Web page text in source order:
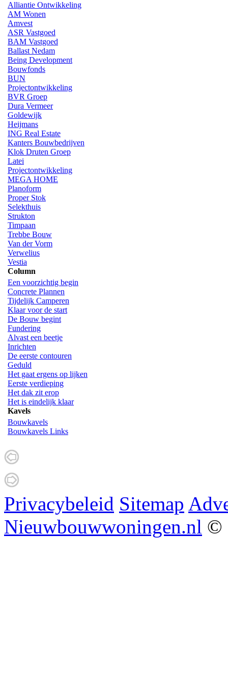
Alliantie Ontwikkeling
AM Wonen
Amvest
ASR Vastgoed
BAM Vastgoed
Ballast Nedam
Being Development
Bouwfonds
BUN
Projectontwikkeling
BVR Groep
Dura Vermeer
Goldewijk
Heijmans
ING Real Estate
Kanters Bouwbedrijven
Klok Druten Groep
Latei
Projectontwikkeling
MEGA HOME
Planoform
Proper Stok
Selekthuis
Strukton
Timpaan
Trebbe Bouw
Van der Vorm
Verwelius
Vestia
Column
Een voorzichtig begin
Concrete Plannen
Tijdelijk Camperen
Klaar voor de start
De Bouw begint
Fundering
Alvast een beetje
Inrichten
De eerste contouren
Geduld
Het gaat ergens op lijken
Eerste verdieping
Het dak zit erop
Het is eindelijk klaar
Kavels
Bouwkavels
Bouwkavels Links
Privacybeleid Sitemap
Nieuwbouwwoningen.nl ©